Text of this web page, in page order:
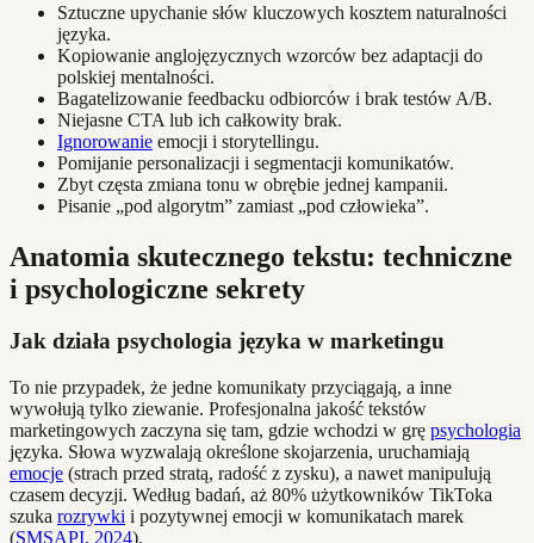
Sztuczne upychanie słów kluczowych kosztem naturalności
języka.
Kopiowanie anglojęzycznych wzorców bez adaptacji do
polskiej mentalności.
Bagatelizowanie feedbacku odbiorców i brak testów A/B.
Niejasne CTA lub ich całkowity brak.
Ignorowanie emocji i storytellingu.
Pomijanie personalizacji i segmentacji komunikatów.
Zbyt częsta zmiana tonu w obrębie jednej kampanii.
Pisanie „pod algorytm” zamiast „pod człowieka”.
Anatomia skutecznego tekstu: techniczne
i psychologiczne sekrety
Jak działa psychologia języka w marketingu
To nie przypadek, że jedne komunikaty przyciągają, a inne
wywołują tylko ziewanie. Profesjonalna jakość tekstów
marketingowych zaczyna się tam, gdzie wchodzi w grę psychologia
języka. Słowa wyzwalają określone skojarzenia, uruchamiają
emocje (strach przed stratą, radość z zysku), a nawet manipulują
czasem decyzji. Według badań, aż 80% użytkowników TikToka
szuka rozrywki i pozytywnej emocji w komunikatach marek
(SMSAPI, 2024).